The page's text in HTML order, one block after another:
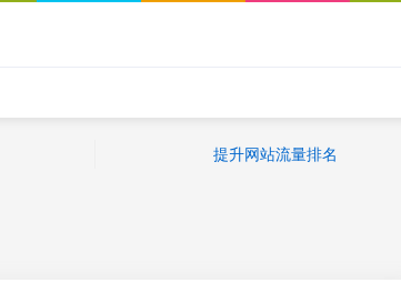
提升网站流量排名